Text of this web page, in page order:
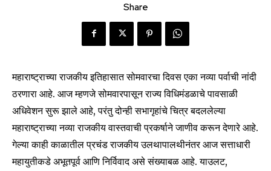
Share
महाराष्ट्राच्या राजकीय इतिहासात सोमवारचा दिवस एका नव्या पर्वाची नांदी
ठरणारा आहे. आज म्हणजे सोमवारपासून राज्य विधिमंडळाचे पावसाळी
अधिवेशन सुरू झाले आहे, परंतु दोन्ही सभागृहांचे चित्र बदललेल्या
महाराष्ट्राच्या नव्या राजकीय वास्तवाची प्रकर्षाने जाणीव करून देणारे आहे.
गेल्या काही काळातील प्रचंड राजकीय उलथापालथीनंतर आज सत्ताधारी
महायुतीकडे अभूतपूर्व आणि निर्विवाद असे संख्याबळ आहे. याउलट,